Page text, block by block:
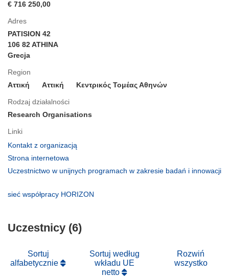
Adres
PATISION 42
106 82 ATHINA
Grecja
Region
Αττική
Aττική Κεντρικός Τομέας Αθηνών
Rodzaj działalności
Research Organisations
Linki
Kontakt z organizacją
oknie)
Strona internetowa
otworzy
Uczestnictwo w unijnych programach w zakresie badań i innowacji
otworzy
nowym
sieć współpracy HORIZON
€ 716 250,00
Uczestnicy (6)
Sortuj
alfabetycznie
Sortuj według
wkładu UE
netto
Rozwiń
wszystko